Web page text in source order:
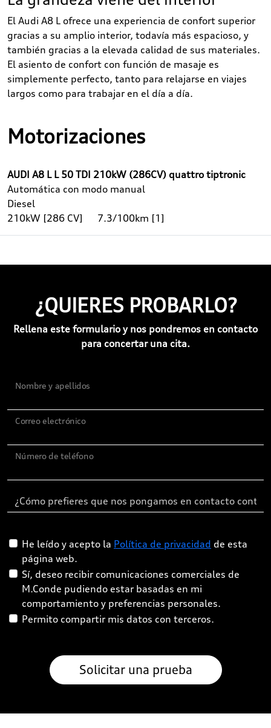
El Audi A8 L ofrece una experiencia de confort superior
gracias a su amplio interior, todavía más espacioso, y
también gracias a la elevada calidad de sus materiales.
El asiento de confort con función de masaje es
simplemente perfecto, tanto para relajarse en viajes
largos como para trabajar en el día a día.
Motorizaciones
AUDI A8 L L 50 TDI 210kW (286CV) quattro tiptronic
Automática con modo manual
Diesel
210kW [286 CV]
7.3/100km [1]
¿QUIERES PROBARLO?
Rellena este formulario y nos pondremos en contacto
para concertar una cita.
Nombre y apellidos
Correo electrónico
Número de teléfono
He leído y acepto la Política de privacidad de esta
página web.
Sí, deseo recibir comunicaciones comerciales de
M.Conde pudiendo estar basadas en mi
comportamiento y preferencias personales.
Permito compartir mis datos con terceros.